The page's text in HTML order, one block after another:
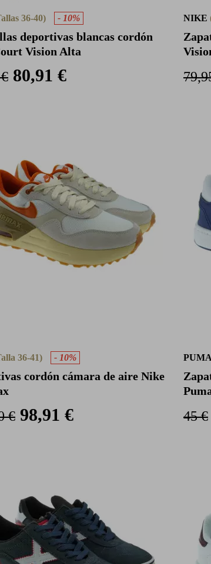
36-40) - 10%
deportivas blancas cordón
Vision Alta
80,91 €
NIKE
36-41) - 10%
cordón cámara de aire Nike
€ 98,91 €
PUMA
45 €